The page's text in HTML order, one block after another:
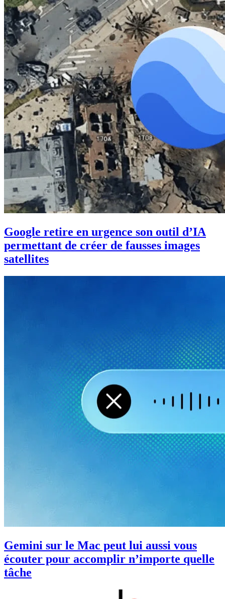
Google retire en urgence son outil d’IA
permettant de créer de fausses images
satellites
Gemini sur le Mac peut lui aussi vous
écouter pour accomplir n’importe quelle
tâche